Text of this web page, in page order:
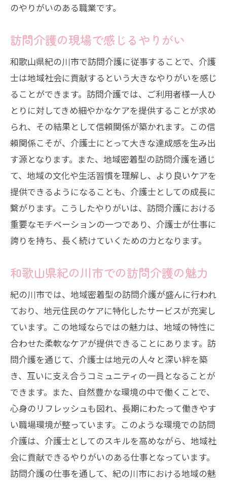
紀の川市で訪問介護を通じた個人の成長
のやりがいのある職業です。
訪問介護の現場で感じるやりがい
和歌山県紀の川市で訪問介護に従事することで、介護
士は地域社会に貢献するという大きなやりがいを感じ
ることができます。訪問介護では、ご利用者様一人ひ
とりに対してきめ細やかなケアを提供することが求め
られ、その結果として信頼関係が築かれます。この信
頼関係こそが、介護士にとって大きな達成感を生み出
す源となります。また、地域密着型の訪問介護を通じ
て、地域の文化や生活習慣を理解し、より良いケアを
提供できるようになることも、介護士としての成長に
繋がります。こうしたやりがいは、訪問介護における
重要なモチベーションの一つであり、介護士が仕事に
誇りを持ち、長く続けていくための力となります。
和歌山県紀の川市での訪問介護の魅力
紀の川市では、地域密着型の訪問介護が盛んに行われ
ており、地元住民のケアに特化したサービスが充実し
ています。この地域ならではの魅力は、地域の特性に
合わせた柔軟なケアが提供できることにあります。訪
問介護を通じて、介護士は地元の人々と深い絆を築
き、互いに支え合うコミュニティの一員となることが
できます。また、自然豊かな環境の中で働くことで、
心身のリフレッシュも図れ、長期にわたって働きやす
い職場環境が整っています。このような環境での訪問
介護は、介護士としてのスキルを高めながら、地域社
会に貢献できるやりがいのある仕事となっています。
訪問介護の仕事を通して、紀の川市における地域の魅